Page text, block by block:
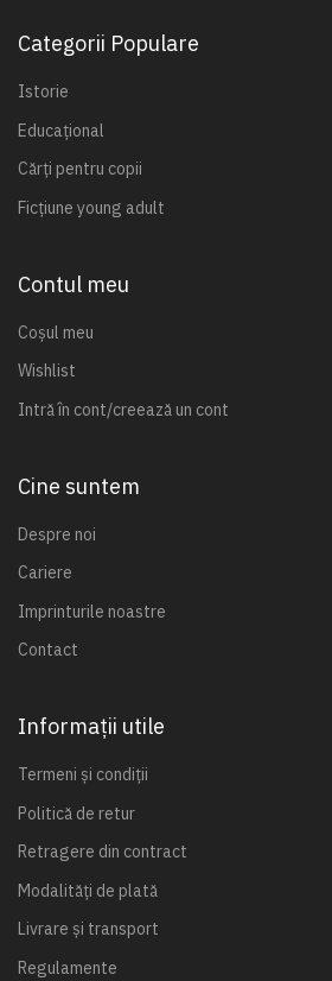
Categorii Populare
Istorie
Educațional
Cărți pentru copii
Ficțiune young adult
Contul meu
Coșul meu
Wishlist
Intră în cont/creează un cont
Cine suntem
Despre noi
Cariere
Imprinturile noastre
Contact
Informații utile
Termeni și condiții
Politică de retur
Retragere din contract
Modalități de plată
Livrare și transport
Regulamente